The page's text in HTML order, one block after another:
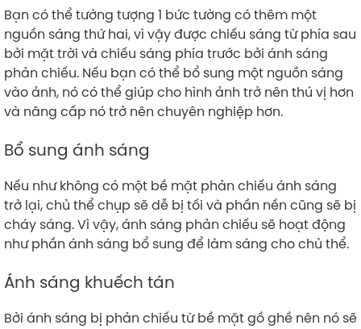
Bạn có thể tưởng tượng 1 bức tường có thêm một
nguồn sáng thứ hai, vì vậy được chiếu sáng từ phía sau
bởi mặt trời và chiếu sáng phía trước bởi ánh sáng
phản chiếu. Nếu bạn có thể bổ sung một nguồn sáng
vào ảnh, nó có thể giúp cho hình ảnh trở nên thú vị hơn
và nâng cấp nó trở nên chuyên nghiệp hơn.
Bổ sung ánh sáng
Nếu như không có một bề mặt phản chiếu ánh sáng
trở lại, chủ thể chụp sẽ dễ bị tối và phần nền cũng sẽ bị
cháy sáng. Vì vậy, ánh sáng phản chiếu sẽ hoạt động
như phần ánh sáng bổ sung để làm sáng cho chủ thể.
Ánh sáng khuếch tán
Bởi ánh sáng bị phản chiếu từ bề mặt gồ ghề nên nó sẽ